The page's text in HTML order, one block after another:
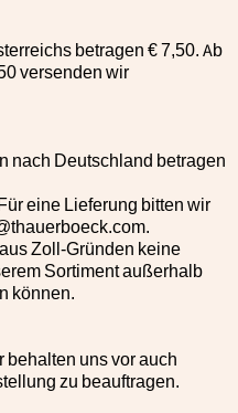
betragen € 7,50. Ab
versenden wir
nach Deutschland betragen
eine Lieferung bitten wir
Zoll-Gründen keine
Sortiment außerhalb
können.
behalten uns vor auch
zu beauftragen.